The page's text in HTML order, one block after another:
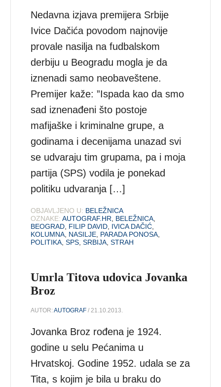
Nedavna izjava premijera Srbije
Ivice Dačića povodom najnovije
provale nasilja na fudbalskom
derbiju u Beogradu mogla je da
iznenadi samo neobaveštene.
Premijer kaže: ”Ispada kao da smo
sad iznenađeni što postoje
mafijaške i kriminalne grupe, a
godinama i decenijama unazad svi
se udvaraju tim grupama, pa i moja
partija (SPS) vodila je ponekad
politiku udvaranja […]
OBJAVLJENO U: BELEŽNICA
OZNAKE: AUTOGRAF.HR BELEŽNICA
BEOGRAD FILIP DAVID IVICA DAČIĆ
KOLUMNA NASILJE PARADA PONOSA
POLITIKA ,SPS ,SRBIJA ,STRAH
Umrla Titova udovica Jovanka
Broz
AUTOR:AUTOGRAF / 21.10.2013.
Jovanka Broz rođena je 1924.
godine u selu Pećanima u
Hrvatskoj. Godine 1952. udala se za
Tita, s kojim je bila u braku do